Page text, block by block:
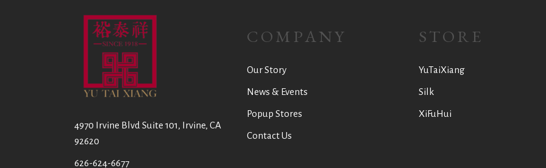
4970 Irvine Blvd Suite 101, Irvine, CA
92620
626-624-6677
COMPANY
Our Story
News & Events
Popup Stores
Contact Us
STORE
YuTaiXiang
Silk
XiFuHui